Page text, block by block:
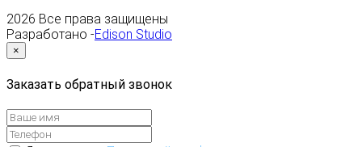
2026 Все права защищены
Разработано -Edison Studio
×
Заказать обратный звонок